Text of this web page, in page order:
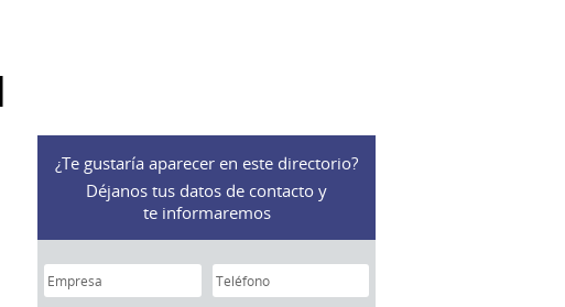
¿Te gustaría aparecer en este directorio?
Déjanos tus datos de contacto y
te informaremos